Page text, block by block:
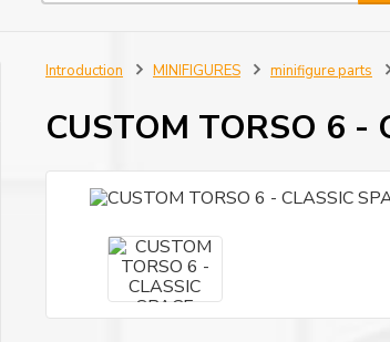
Introduction MINIFIGURES minifigure parts
CUSTOM TORSO 6 -